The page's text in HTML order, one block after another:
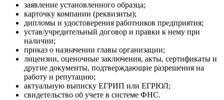
заявление установленного образца;
карточку компании (реквизиты);
дипломы и удостоверения работников предприятия;
устав/учредительный договор и правки к нему при
наличии;
приказ о назначении главы организации;
лицензии, оценочные заключения, акты, сертификаты и
другие документы, подтверждающие разрешения на
работу и репутацию;
актуальную выписку ЕГРИП или ЕГРЮЛ;
свидетельство об учете в системе ФНС.